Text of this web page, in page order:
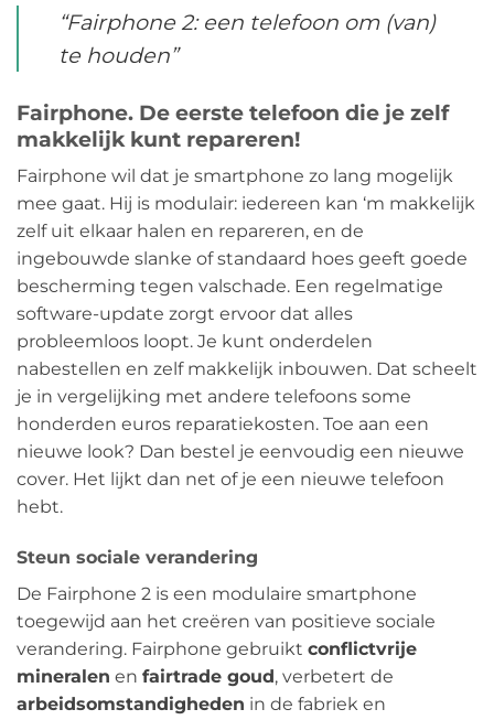
“Fairphone 2: een telefoon om (van)
te houden”
Fairphone. De eerste telefoon die je zelf
makkelijk kunt repareren!
Fairphone wil dat je smartphone zo lang mogelijk
mee gaat. Hij is modulair: iedereen kan ‘m makkelijk
zelf uit elkaar halen en repareren, en de
ingebouwde slanke of standaard hoes geeft goede
bescherming tegen valschade. Een regelmatige
software-update zorgt ervoor dat alles
probleemloos loopt. Je kunt onderdelen
nabestellen en zelf makkelijk inbouwen. Dat scheelt
je in vergelijking met andere telefoons some
honderden euros reparatiekosten. Toe aan een
nieuwe look? Dan bestel je eenvoudig een nieuwe
cover. Het lijkt dan net of je een nieuwe telefoon
hebt.
Steun sociale verandering
De Fairphone 2 is een modulaire smartphone
toegewijd aan het creëren van positieve sociale
verandering. Fairphone gebruikt conflictvrije
mineralen en fairtrade goud, verbetert de
arbeidsomstandigheden in de fabriek en